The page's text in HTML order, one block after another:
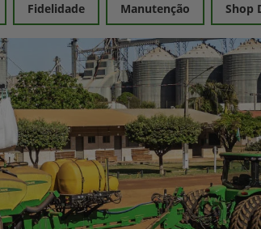
Fidelidade Manutenção Shop